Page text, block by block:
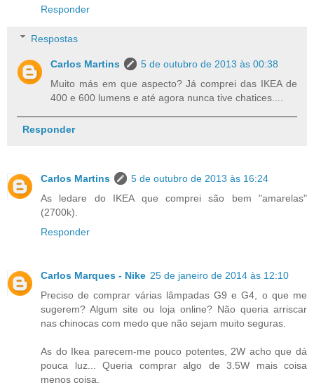
Responder
Respostas
Carlos Martins
5 de outubro de 2013 às 00:38
Muito más em que aspecto? Já comprei das IKEA de
400 e 600 lumens e até agora nunca tive chatices....
Responder
Carlos Martins
5 de outubro de 2013 às 16:24
As ledare do IKEA que comprei são bem "amarelas"
(2700k).
Responder
Carlos Marques - Nike 25 de janeiro de 2014 às 12:10
Preciso de comprar várias lâmpadas G9 e G4, o que me
sugerem? Algum site ou loja online? Não queria arriscar
nas chinocas com medo que não sejam muito seguras.
As do Ikea parecem-me pouco potentes, 2W acho que dá
pouca luz... Queria comprar algo de 3.5W mais coisa
menos coisa.